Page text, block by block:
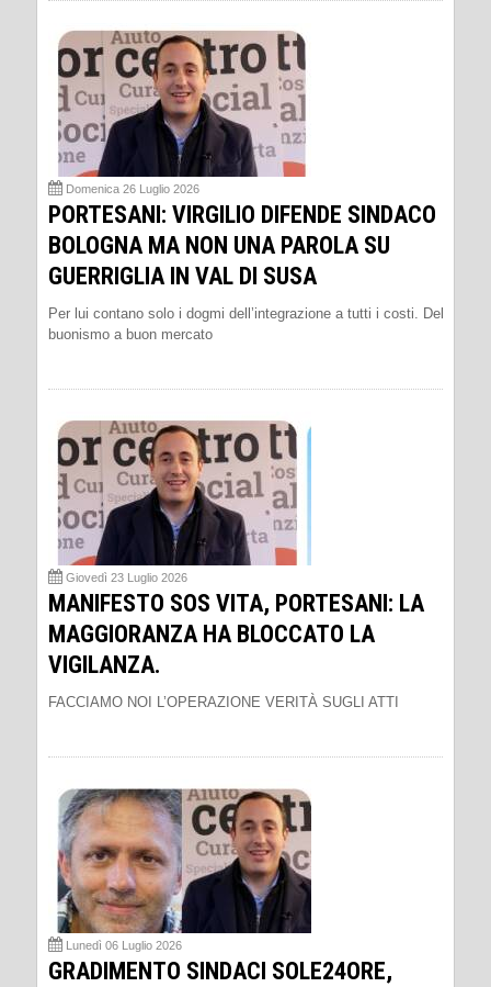
Domenica 26 Luglio 2026
PORTESANI: VIRGILIO DIFENDE SINDACO
BOLOGNA MA NON UNA PAROLA SU
GUERRIGLIA IN VAL DI SUSA
Per lui contano solo i dogmi dell’integrazione a tutti i costi. Del
buonismo a buon mercato
Giovedì 23 Luglio 2026
MANIFESTO SOS VITA, PORTESANI: LA
MAGGIORANZA HA BLOCCATO LA
VIGILANZA.
FACCIAMO NOI L’OPERAZIONE VERITÀ SUGLI ATTI
Lunedì 06 Luglio 2026
GRADIMENTO SINDACI SOLE24ORE,